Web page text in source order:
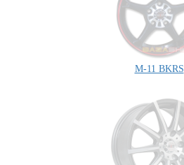
M-11 BKRS